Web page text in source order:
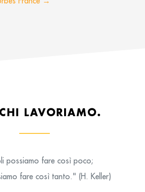
LAVORIAMO.
possiamo fare così poco;
fare così tanto." (H. Keller)